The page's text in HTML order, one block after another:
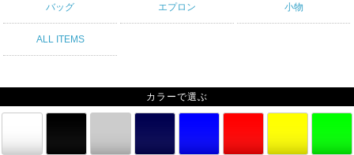
バッグ エプロン 小物
ALL ITEMS
カラーで選ぶ